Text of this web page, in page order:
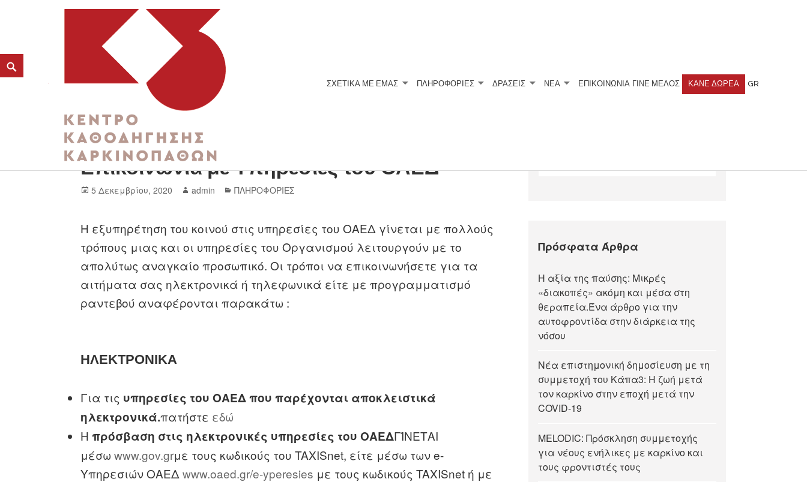
K3
ΚΕΝΤΡΟ ΚΑΘΟΔΗΓΗΣΗΣ ΚΑΡΚΙΝΟΠΑΘΩΝ
ΣΧΕΤΙΚΆ ΜΕ ΕΜΆΣ ΠΛΗΡΟΦΟΡΙΕΣ ΔΡΑΣΕΙΣ ΝΕΑ ΕΠΙΚΟΙΝΩΝΙΑ ΓΊΝΕ ΜΈΛΟΣ ΚΆΝΕ ΔΩΡΕΆ GR
Επικοινωνία με Υπηρεσίες του ΟΑΕΔ
5 Δεκεμβρίου, 2020 admin ΠΛΗΡΟΦΟΡΙΕΣ
Η εξυπηρέτηση του κοινού στις υπηρεσίες του ΟΑΕΔ γίνεται με πολλούς
τρόπους μιας και οι υπηρεσίες του Οργανισμού λειτουργούν με το
απολύτως αναγκαίο προσωπικό. Οι τρόποι να επικοινωνήσετε για τα
αιτήματα σας ηλεκτρονικά ή τηλεφωνικά είτε με προγραμματισμό
ραντεβού αναφέρονται παρακάτω :
ΗΛΕΚΤΡΟΝΙΚΑ
Για τις υπηρεσίες του ΟΑΕΔ που παρέχονται αποκλειστικά
ηλεκτρονικά.πατήστε εδώ
Ηπρόσβαση στις ηλεκτρονικές υπηρεσίες του ΟΑΕΔΓΊΝΕΤΑΙ
μέσωwww.gov.grμε τους κωδικούς του TAXISnet, είτε μέσω των e-
Υπηρεσιών ΟΑΕΔwww.oaed.gr/e-yperesies με τους κωδικούς TAXISnet ή με
Πρόσφατα Άρθρα
Η αξία της παύσης: Μικρές
«διακοπές» ακόμη και μέσα στη
θεραπεία.Ένα άρθρο για την
αυτοφροντίδα στην διάρκεια της
νόσου
Νέα επιστημονική δημοσίευση με τη
συμμετοχή του Κάπα3: Η ζωή μετά
τον καρκίνο στην εποχή μετά την
COVID-19
MELODIC: Πρόσκληση συμμετοχής
για νέους ενήλικες με καρκίνο και
τους φροντιστές τους